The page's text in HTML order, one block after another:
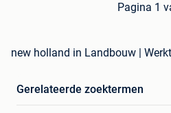
Pagina 1
new holland in Landbouw |
Gerelateerde zoektermen